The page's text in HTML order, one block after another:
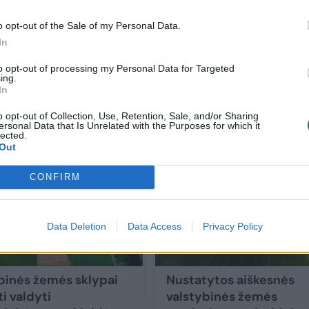
opt-out of the Sale of my Personal Data.
opt-out of processing my Personal Data for Targeted
opt-out of Collection, Use, Retention, Sale, and/or Sharing
Data that Is Unrelated with the Purposes for which it
CONFIRM
Data Deletion Data Access Privacy Policy
reikalai bus tvarkomi žymiai paprasčiau:
Būstas
žemės sklypai
valdyti
Nustatytos aiškesnės
valstybinės žemės